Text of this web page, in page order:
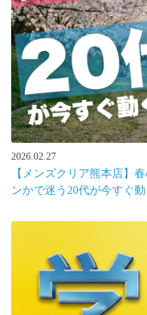
2026.02.27
【メンズクリア熊本店】
ンかで迷う20代が今すぐ